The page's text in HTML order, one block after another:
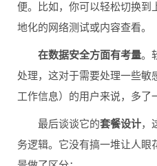
便。比如，你可以轻松切换到
地化的网络测试或内容查看。
在数据安全方面有考量。
处理，这对于需要处理一些敏
工作信息）的用户来说，多了
最后谈谈它的套餐设计，
务逻辑。它没有搞一堆让人眼